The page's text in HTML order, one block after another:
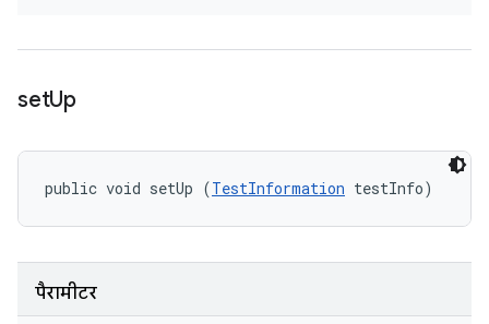
setUp
public void setUp (TestInformation testInfo)
पैरामीटर